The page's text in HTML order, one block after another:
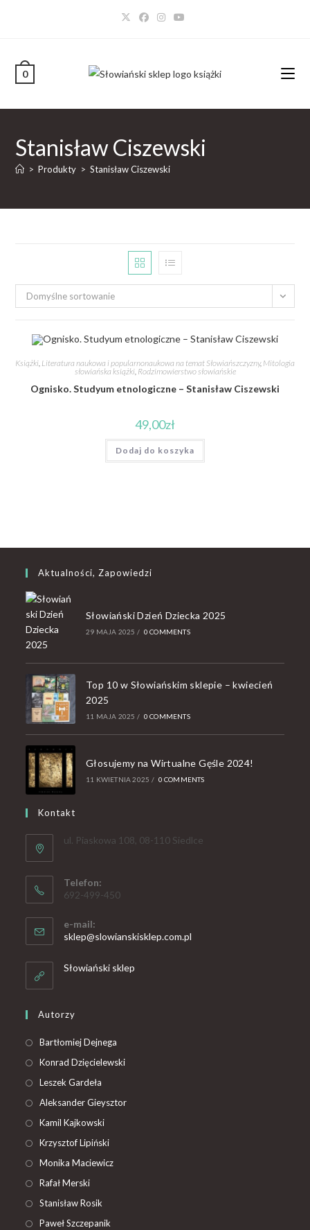
0
Stanisław Ciszewski
> Produkty > Stanisław Ciszewski
Domyślne sortowanie
Książki, Literatura naukowa i popularnonaukowa na temat Słowiańszczyzny, Mitologia
słowiańska książki, Rodzimowierstwo słowiańskie
Ognisko. Studyum etnologiczne – Stanisław Ciszewski
49,00zł
Dodaj do koszyka
Aktualności, Zapowiedzi
Słowiański Dzień Dziecka 2025
29 MAJA 2025 / 0 COMMENTS
Top 10 w Słowiańskim sklepie – kwiecień
2025
11 MAJA 2025 / 0 COMMENTS
Głosujemy na Wirtualne Gęśle 2024!
11 KWIETNIA 2025 / 0 COMMENTS
Kontakt
ul. Piaskowa 108, 08-110 Siedlce
Telefon:
692-499-450
e-mail:
sklep@slowianskisklep.com.pl
Słowiański sklep
Autorzy
Bartłomiej Dejnega
Konrad Dzięcielewski
Leszek Gardeła
Aleksander Gieysztor
Kamil Kajkowski
Krzysztof Lipiński
Monika Maciewicz
Rafał Merski
Stanisław Rosik
Paweł Szczepanik